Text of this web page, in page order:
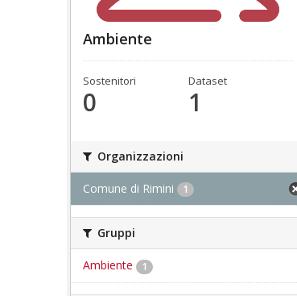
Ambiente
Sostenitori
0
Dataset
1
Organizzazioni
Comune di Rimini 1
Gruppi
Ambiente 1